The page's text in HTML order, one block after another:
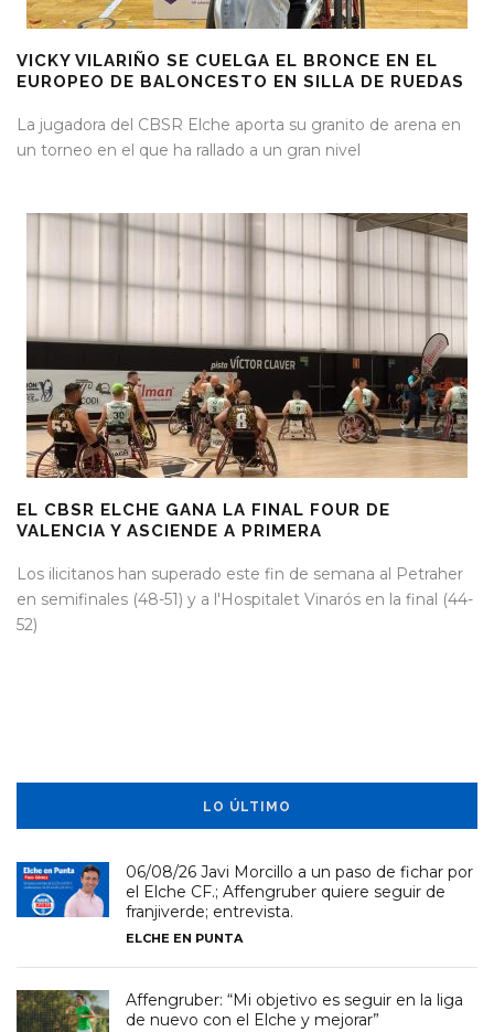
VICKY VILARIÑO SE CUELGA EL BRONCE EN EL
EUROPEO DE BALONCESTO EN SILLA DE RUEDAS
La jugadora del CBSR Elche aporta su granito de arena en
un torneo en el que ha rallado a un gran nivel
EL CBSR ELCHE GANA LA FINAL FOUR DE
VALENCIA Y ASCIENDE A PRIMERA
Los ilicitanos han superado este fin de semana al Petraher
en semifinales (48-51) y a l'Hospitalet Vinarós en la final (44-
52)
LO ÚLTIMO
06/08/26 Javi Morcillo a un paso de fichar por
el Elche CF.; Affengruber quiere seguir de
franjiverde; entrevista.
ELCHE EN PUNTA
Affengruber: “Mi objetivo es seguir en la liga
de nuevo con el Elche y mejorar”